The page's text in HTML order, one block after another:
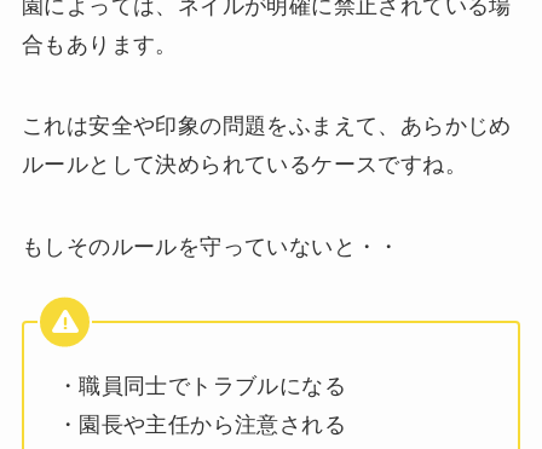
園によっては、ネイルが明確に禁止されている場
合もあります。
これは安全や印象の問題をふまえて、あらかじめ
ルールとして決められているケースですね。
もしそのルールを守っていないと・・
・職員同士でトラブルになる
・園長や主任から注意される